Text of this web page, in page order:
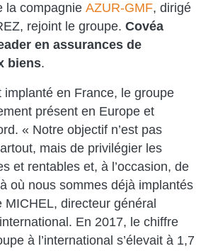
la compagnie AZUR-GMF, dirigé
rejoint le groupe. Covéa
en assurances de
biens.
implanté en France, le groupe
présent en Europe et
« Notre objectif n’est pas
mais de privilégier les
et rentables et, à l’occasion, de
où nous sommes déjà implantés
MICHEL, directeur général
En 2017, le chiffre
à l’international s’élevait à 1,7